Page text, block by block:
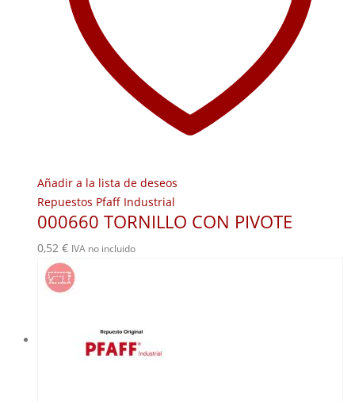
Añadir a la lista de deseos
Repuestos Pfaff Industrial
000660 TORNILLO CON PIVOTE
0,52 € IVA no incluido